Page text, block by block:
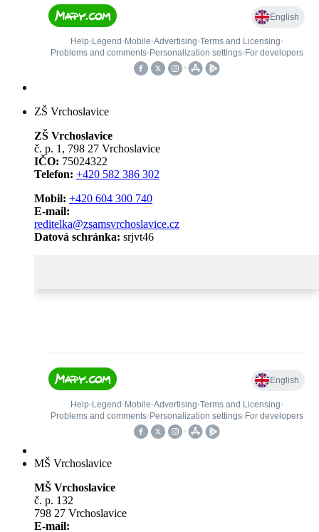
ZŠ Vrchoslavice
ZŠ Vrchoslavice
č. p. 1, 798 27 Vrchoslavice
IČO: 75024322
Telefon: +420 582 386 302
Mobil: +420 604 300 740
E-mail:
reditelka@zsamsvrchoslavice.cz
Datová schránka: srjvt46
MŠ Vrchoslavice
MŠ Vrchoslavice
č. p. 132
798 27 Vrchoslavice
E-mail: